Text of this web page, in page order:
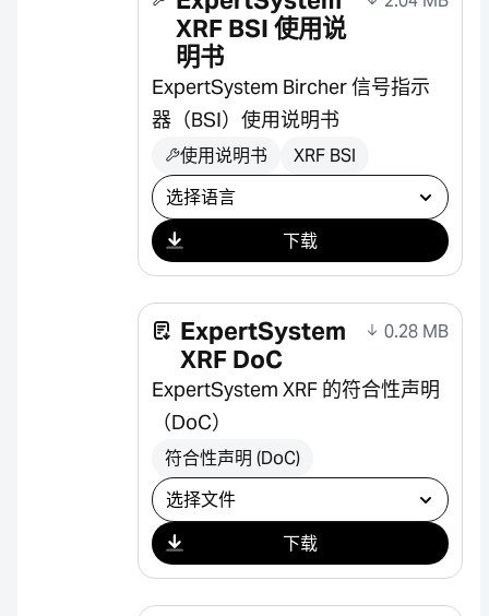
XRF BSI 使用说
明书
ExpertSystem Bircher 信号指示
器（BSI）使用说明书
使用说明书 XRF BSI
选择下载
下载
ExpertSystem
XRF DoC
0.28 MB
ExpertSystem XRF 的符合性声明
（DoC）
符合性声明 (DoC)
选择下载
下载